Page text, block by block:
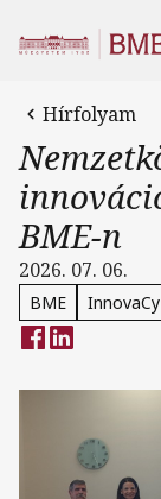
Hírfolyam
BME-n
2026. 07. 06.
BME